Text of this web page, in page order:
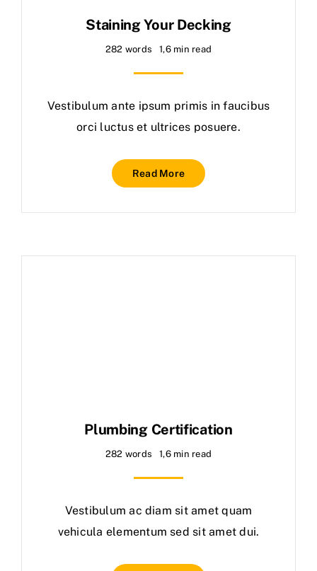
Staining Your Decking
282 words 1,6 min read
Vestibulum ante ipsum primis in faucibus
orci luctus et ultrices posuere.
Read More
Plumbing Certification
282 words 1,6 min read
Vestibulum ac diam sit amet quam
vehicula elementum sed sit amet dui.